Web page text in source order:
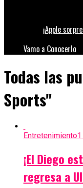
¡Apple
Vamo a Conocerlo
Todas las
Sports"
Entretenimiento
¡El Diego
regresa a